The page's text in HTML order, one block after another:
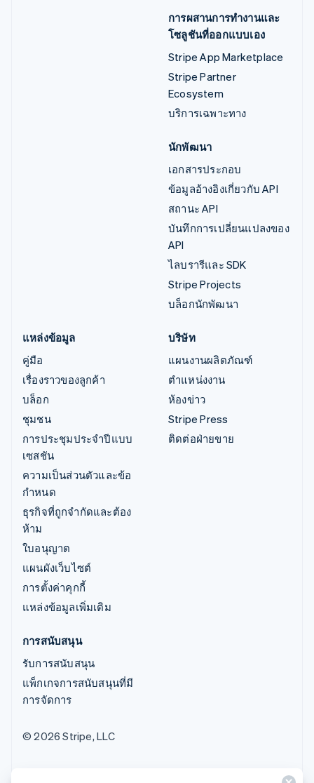
การผสานการทำงานและ
โซลูชันที่ออกแบบเอง
Stripe App Marketplace
Stripe Partner
Ecosystem
บริการเฉพาะทาง
นักพัฒนา
เอกสารประกอบ
ข้อมูลอ้างอิงเกี่ยวกับ API
สถานะ API
บันทึกการเปลี่ยนแปลงของ
API
ไลบรารีและ SDK
Stripe Projects
บล็อกนักพัฒนา
แหล่งข้อมูล
คู่มือ
เรื่องราวของลูกค้า
บล็อก
ชุมชน
การประชุมประจำปีแบบ
เซสชัน
ความเป็นส่วนตัวและข้อ
กำหนด
ธุรกิจที่ถูกจำกัดและต้อง
ห้าม
ใบอนุญาต
แผนผังเว็บไซต์
การตั้งค่าคุกกี้
แหล่งข้อมูลเพิ่มเติม
บริษัท
แผนงานผลิตภัณฑ์
ตำแหน่งงาน
ห้องข่าว
Stripe Press
ติดต่อฝ่ายขาย
การสนับสนุน
รับการสนับสนุน
แพ็กเกจการสนับสนุนที่มี
การจัดการ
© 2026 Stripe, LLC